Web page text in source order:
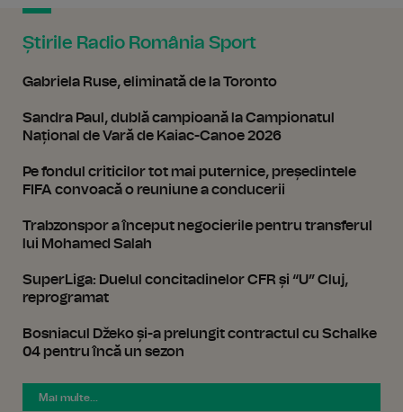
Știrile Radio România Sport
Gabriela Ruse, eliminată de la Toronto
Sandra Paul, dublă campioană la Campionatul
Național de Vară de Kaiac-Canoe 2026
Pe fondul criticilor tot mai puternice, președintele
FIFA convoacă o reuniune a conducerii
Trabzonspor a început negocierile pentru transferul
lui Mohamed Salah
SuperLiga: Duelul concitadinelor CFR și “U” Cluj,
reprogramat
Bosniacul Džeko și-a prelungit contractul cu Schalke
04 pentru încă un sezon
Mai multe...